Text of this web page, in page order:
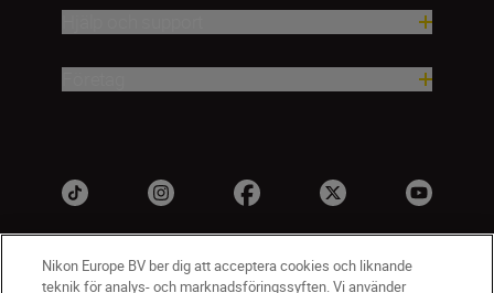
Nikon Europe BV ber dig att acceptera cookies och liknande
teknik för analys- och marknadsföringssyften. Vi använder